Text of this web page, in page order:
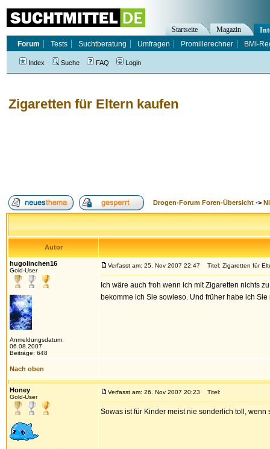
Zigaretten für Eltern kaufen
Drogen-Forum Foren-Übersicht ->
Autor
hugolinchen16
Gold-User
Anmeldungsdatum:
06.08.2007
Beiträge: 648
Verfasst am: 25. Nov 2007 22:47 Titel: Zigaretten für
Ich wäre auch froh wenn ich mit Zigaretten nichts
bekomme ich Sie sowieso. Und früher habe ich
Nach oben
Honey
Gold-User
Verfasst am: 26. Nov 2007 20:23 Titel:
Sowas ist für Kinder meist nie sonderlich toll,
Startseite Magazin
Forum
Tests Suchtberatung Umfragen Promillerechner BMI-
Index Suche FAQ Login